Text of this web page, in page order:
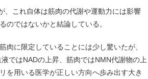
、これ自体は筋肉の代謝や運動力には影響
のではないかと結論している。
肉に限定していることには少し驚いたが、
ではNADの上昇、筋肉ではNMN代謝物の上
を用いる医学が正しい方向へ歩み出す大き